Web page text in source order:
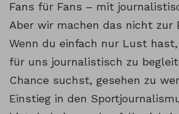
Fans für Fans – mit
Aber wir machen das nicht zur
Wenn du einfach nur Lust hast,
für uns journalistisch zu
Chance suchst, gesehen zu
Einstieg in den